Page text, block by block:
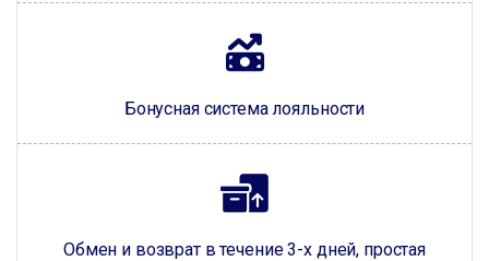
Бонусная система лояльности
Обмен и возврат в течение 3-х дней, простая